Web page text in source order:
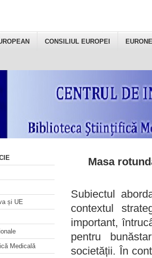
CONSILIUL EUROPEI
și UE
Medicală
Masa
Subiectul
contextul
important,
pentru
societății. În